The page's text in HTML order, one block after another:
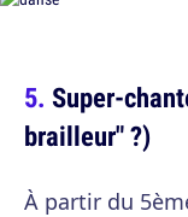
Super-
brailleur" ?)
À partir du